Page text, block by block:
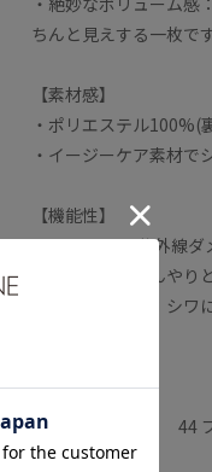
ちんと見えする一枚です
【素材感】
・ポリエステル100%(
・イージーケア素材で
【機能性】
・UVカット：紫外線ダ
・接触冷感：ひんやり
・イージーケア：シ
【カラー】
15 オフ 01 クロ 44